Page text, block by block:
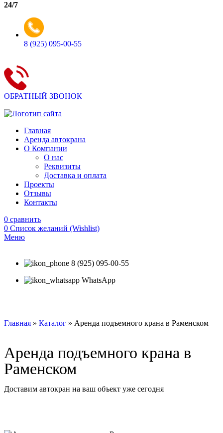
24/7
8 (925) 095-00-55
ОБРАТНЫЙ ЗВОНОК
Главная
Аренда автокрана
О Компании
О нас
Реквизиты
Доставка и оплата
Проекты
Отзывы
Контакты
0 сравнить
0 Список желаний (Wishlist)
Меню
8 (925) 095-00-55
WhatsApp
Главная » Каталог » Аренда подъемного крана в Раменском
Аренда подъемного крана в
Раменском
Доставим автокран на ваш объект уже сегодня